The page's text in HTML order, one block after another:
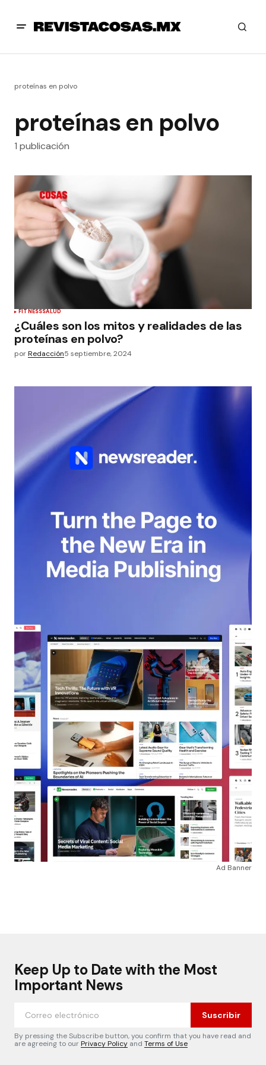
proteínas en polvo
proteínas en polvo
1 publicación
FITNESSSALUD
¿Cuáles son los mitos y realidades de las
proteínas en polvo?
porRedacción5 septiembre, 2024
Ad Banner
Keep Up to Date with the Most
Important News
Suscribir
By pressing the Subscribe button, you confirm that you have read and
are agreeing to ourPrivacy Policy and Terms of Use